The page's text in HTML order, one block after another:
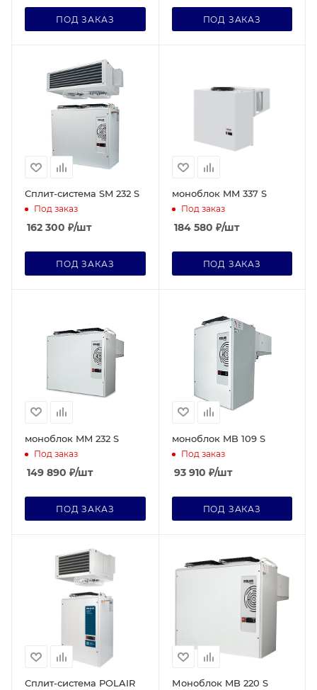
ПОД ЗАКАЗ ПОД ЗАКАЗ
Сплит-система SM 232 S
Под заказ
162 300 ₽/шт
ПОД ЗАКАЗ
моноблок MM 337 S
Под заказ
184 580 ₽/шт
ПОД ЗАКАЗ
моноблок MM 232 S
Под заказ
149 890 ₽/шт
ПОД ЗАКАЗ
моноблок MB 109 S
Под заказ
93 910 ₽/шт
ПОД ЗАКАЗ
Сплит-система POLAIR
Моноблок MB 220 S